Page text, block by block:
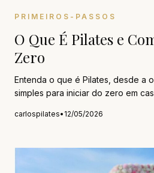
PRIMEIROS-PASSOS
O Que É Pilates e
Zero
Entenda o que é Pilates, desde a
simples para iniciar do zero em
carlospilates• 12/05/2026